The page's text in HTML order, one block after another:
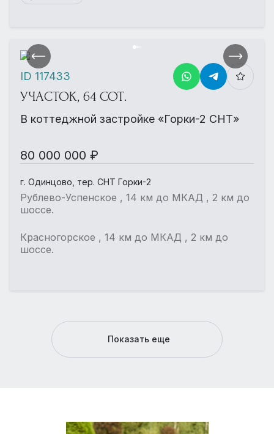
УЧАСТОК, 64 СОТ.
В коттеджной застройке «Горки-2 СНТ»
80 000 000 ₽
г. Одинцово, тер. СНТ Горки-2
Рублево-Успенское , 14 км до МКАД , 2 км до
шоссе.
Красногорское , 14 км до МКАД , 2 км до
шоссе.
ID 117433
Показать еще